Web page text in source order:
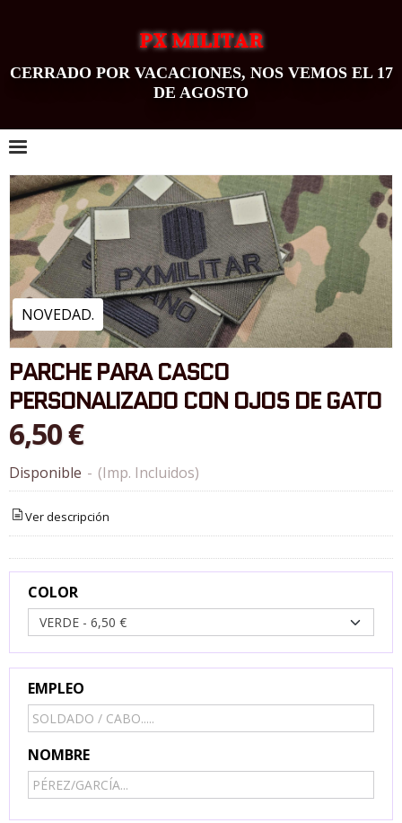
PX MILITAR
CERRADO POR VACACIONES, NOS VEMOS EL 17
DE AGOSTO
NOVEDAD.
PARCHE PARA CASCO
PERSONALIZADO CON OJOS DE GATO
6,50 €
Disponible - (Imp. Incluidos)
Ver descripción
COLOR
EMPLEO
NOMBRE